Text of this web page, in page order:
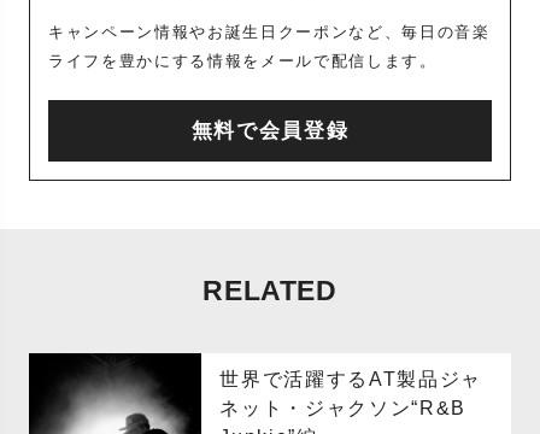
キャンペーン情報やお誕生日クーポンなど、毎日の音楽
ライフを豊かにする情報をメールで配信します。
無料で会員登録
RELATED
世界で活躍するAT製品ジャ
ネット・ジャクソン“R&B